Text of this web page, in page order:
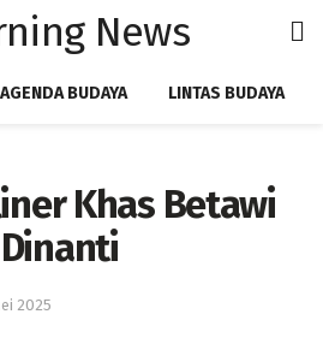
AGENDA BUDAYA LINTAS BUDAYA
Khas Betawi
2025